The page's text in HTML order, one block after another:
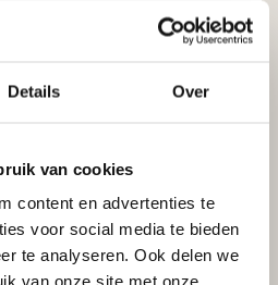
Details Over
van cookies
content en advertenties te
voor social media te bieden
te analyseren. Ook delen we
van onze site met onze